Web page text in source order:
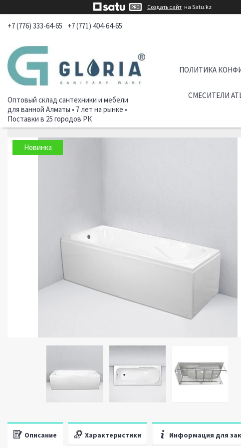
Создать сайт на Satu.kz
+7 (776) 333-64-65 +7 (771) 404-64-65
Оптовый склад сантехники и мебели
для ванной Алматы • 7 лет на рынке •
Поставки в 25 городов РК
ПОЛИТИКА
СМЕСИТЕЛИ
Новинка
Описание Характеристики Информация для